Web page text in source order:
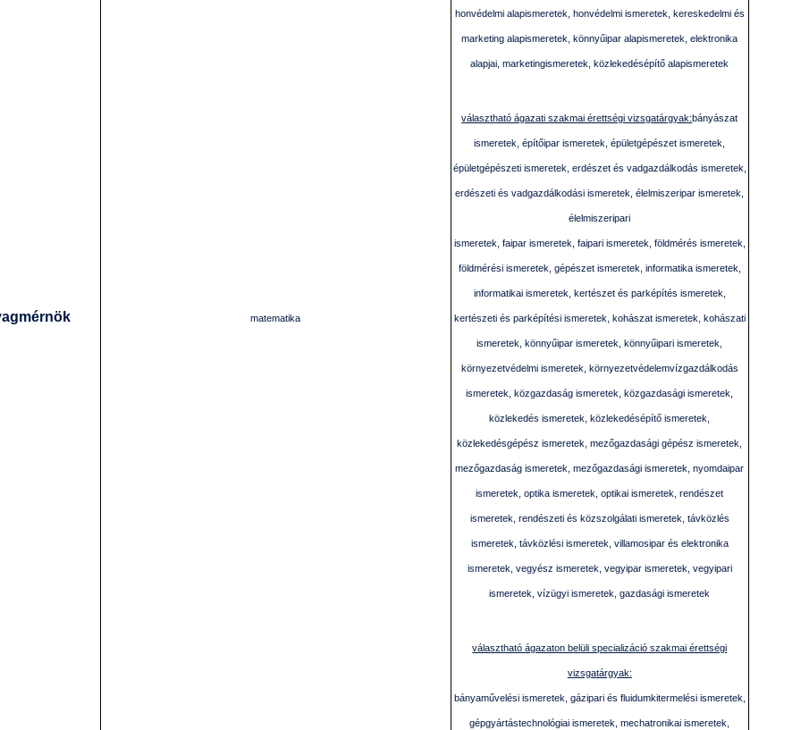
matematika
honvédelmi alapismeretek, honvédelmi ismeretek, kereskedelmi és
marketing alapismeretek, könnyűipar alapismeretek, elektronika
alapjai, marketingismeretek, közlekedésépítő alapismeretek
választható ágazati szakmai érettségi vizsgatárgyak:bányászat
ismeretek, építőipar ismeretek, épületgépészet ismeretek,
épületgépészeti ismeretek, erdészet és vadgazdálkodás ismeretek,
erdészeti és vadgazdálkodási ismeretek, élelmiszeripar ismeretek,
élelmiszeripari
ismeretek, faipar ismeretek, faipari ismeretek, földmérés ismeretek,
földmérési ismeretek, gépészet ismeretek, informatika ismeretek,
informatikai ismeretek, kertészet és parképítés ismeretek,
kertészeti és parképítési ismeretek, kohászat ismeretek, kohászati
ismeretek, könnyűipar ismeretek, könnyűipari ismeretek,
környezetvédelmi ismeretek, környezetvédelemvízgazdálkodás
ismeretek, közgazdaság ismeretek, közgazdasági ismeretek,
közlekedés ismeretek, közlekedésépítő ismeretek,
közlekedésgépész ismeretek, mezőgazdasági gépész ismeretek,
mezőgazdaság ismeretek, mezőgazdasági ismeretek, nyomdaipar
ismeretek, optika ismeretek, optikai ismeretek, rendészet
ismeretek, rendészeti és közszolgálati ismeretek, távközlés
ismeretek, távközlési ismeretek, villamosipar és elektronika
ismeretek, vegyész ismeretek, vegyipar ismeretek, vegyipari
ismeretek, vízügyi ismeretek, gazdasági ismeretek
választható ágazaton belüli specializáció szakmai érettségi
vizsgatárgyak:
bányaművelési ismeretek, gázipari és fluidumkitermelési ismeretek,
gépgyártástechnológiai ismeretek, mechatronikai ismeretek,